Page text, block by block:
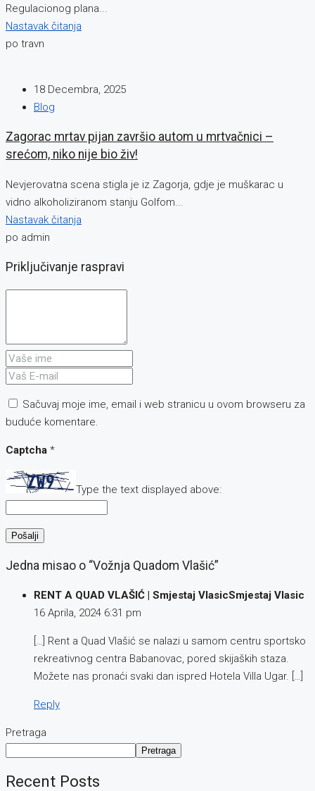
Regulacionog plana...
Nastavak čitanja
po travn
18 Decembra, 2025
Blog
Zagorac mrtav pijan završio autom u mrtvačnici –
srećom, niko nije bio živ!
Nevjerovatna scena stigla je iz Zagorja, gdje je muškarac u
vidno alkoholiziranom stanju Golfom...
Nastavak čitanja
po admin
Priključivanje raspravi
Sačuvaj moje ime, email i web stranicu u ovom browseru za
buduće komentare.
Captcha *
Type the text displayed above:
Jedna misao o “Vožnja Quadom Vlašić”
RENT A QUAD VLAŠIĆ | Smjestaj VlasicSmjestaj Vlasic
16 Aprila, 2024 6:31 pm
[…] Rent a Quad Vlašić se nalazi u samom centru sportsko
rekreativnog centra Babanovac, pored skijaških staza.
Možete nas pronaći svaki dan ispred Hotela Villa Ugar. […]
Reply
Pretraga
Pretraga
Recent Posts